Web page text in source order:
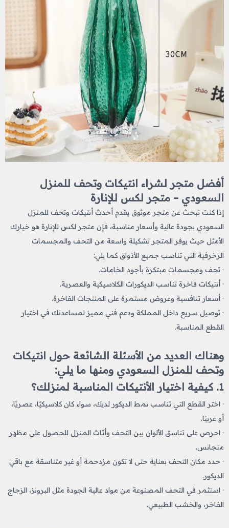
أفضل متجر لشراء انتيكات وتحف للمنزل
السعودي – متجر لكس للإنارة
إذا كنت تبحث عن متجر موثوق يقدم أحدث أنتيكات وتحف للمنزل
السعودي بجودة عالية وأسعار مناسبة، فإن متجر لكس للإنارة هو خيارك
الأمثل حيث يوفر المتجر تشكيلة واسعة من التحف والمجسمات
الزخرفية التي تناسب جميع الأذواق كما يلي:
· تحف ومجسمات مبتكرة بأجود الخامات.
· أنتيكات فاخرة تناسب الديكورات الكلاسيكية والعصرية.
· أسعار تنافسية وعروض مستمرة على المنتجات الفاخرة.
· توصيل سريع داخل المملكة ودعم فني مميز لمساعدتك في اختيار
القطع المناسبة.
وهناك العديد من الأسئلة الشائعة حول انتيكات
وتحف للمنزل السعودي ومنها ما يلي:
1. كيفية اختيار الأنتيكات المناسبة لمنزلك؟
· اختر القطع التي تناسب نمط الديكور لديك، سواء كان كلاسيكيًا، عصريًا،
أو عربيًا.
· احرص على تناسق الألوان بين التحف وأثاث المنزل للحصول على مظهر
متجانس.
· حدد مكان التحف بعناية حتى لا تكون مزدحمة أو غير متناسقة مع باقي
الديكور.
· استثمر في التحف المصنوعة من مواد عالية الجودة مثل البرونز، الزجاج
الفاخر، والخشب الطبيعي.